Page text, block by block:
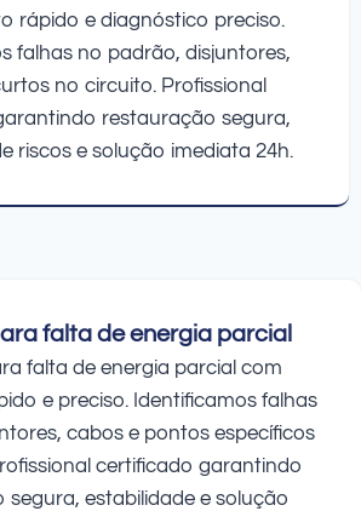
rápido e diagnóstico preciso.
falhas no padrão, disjuntores,
no circuito. Profissional
restauração segura,
riscos e solução imediata 24h.
falta de energia parcial
falta de energia parcial com
e preciso. Identificamos falhas
cabos e pontos específicos
certificado garantindo
segura, estabilidade e solução